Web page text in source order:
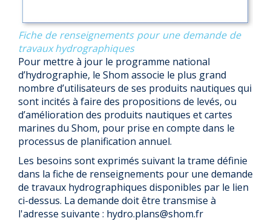
Fiche de renseignements pour une demande de
travaux hydrographiques
Pour mettre à jour le programme national
d’hydrographie, le Shom associe le plus grand
nombre d’utilisateurs de ses produits nautiques qui
sont incités à faire des propositions de levés, ou
d’amélioration des produits nautiques et cartes
marines du Shom, pour prise en compte dans le
processus de planification annuel.
Les besoins sont exprimés suivant la trame définie
dans la fiche de renseignements pour une demande
de travaux hydrographiques disponibles par le lien
ci-dessus. La demande doit être transmise à
l'adresse suivante : hydro.plans@shom.fr